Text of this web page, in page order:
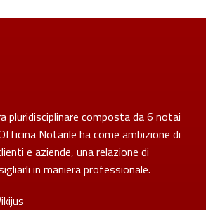
pluridisciplinare composta da 6 notai
Notarile ha come ambizione di
e aziende, una relazione di
in maniera professionale.